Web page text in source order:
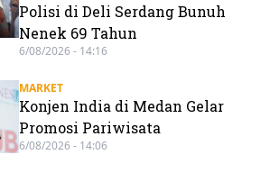
Polisi di Deli Serdang Bunuh
Nenek 69 Tahun
6/08/2026 - 14:16
MARKET
Konjen India di Medan Gelar
Promosi Pariwisata
6/08/2026 - 14:06